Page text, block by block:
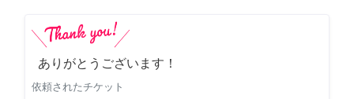
ありがとうございます！
依頼されたチケット